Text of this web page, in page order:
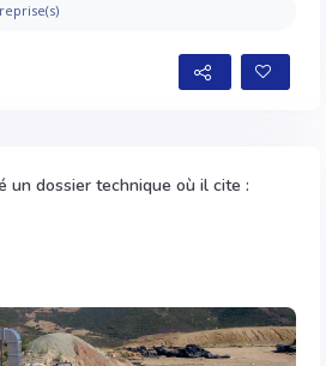
un dossier technique où il cite :